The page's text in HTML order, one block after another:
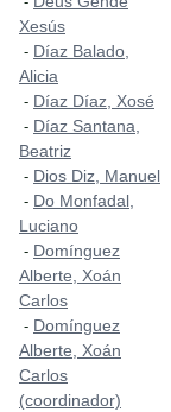
Xesús
- Díaz Balado,
Alicia
- Díaz Díaz, Xosé
- Díaz Santana,
Beatriz
- Dios Diz, Manuel
- Do Monfadal,
Luciano
- Domínguez
Alberte, Xoán
Carlos
- Domínguez
Alberte, Xoán
Carlos
(coordinador)